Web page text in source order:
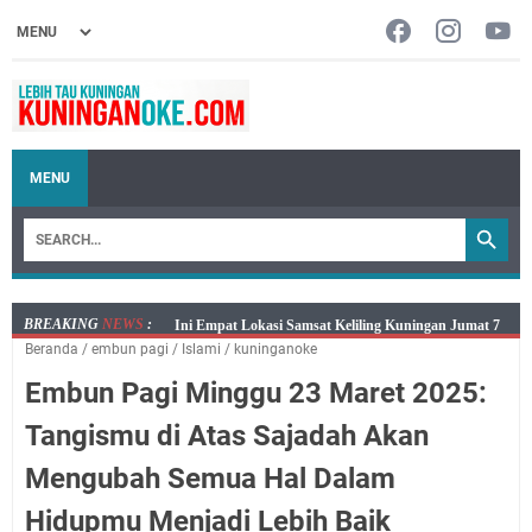
MENU
BREAKING NEWS :
Jumat 7 Agustus 2026 Mobil SIM Keliling Ada di
Kecamatan Sindangagung
Embun Pagi Jumat 8 Agustus 2026: Jika Keberkahan
Kelaparan Meskipun Memiliki Sekarung Penuh Uang
Salat Lima Waktu itu Bukan Cuma Kewajiban, Tapi
Beranda / embun pagi / Islami / kuninganoke
Embun Pagi Minggu 23 Maret 2025:
Tangismu di Atas Sajadah Akan
Mengubah Semua Hal Dalam
Hidupmu Menjadi Lebih Baik